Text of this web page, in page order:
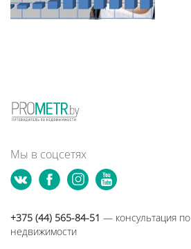
Мы в соцсетях
+375 (44) 565-84-51 — консультация по
недвижимости